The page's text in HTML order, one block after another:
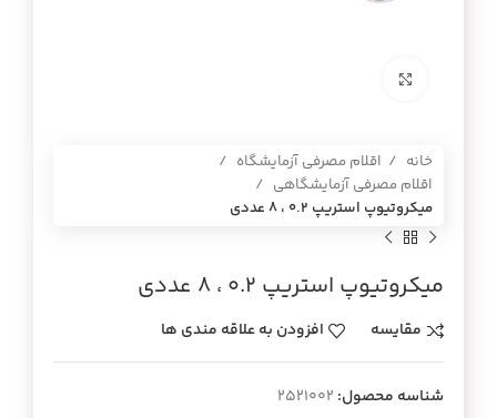
خانه
اقلام مصرفی آزمایشگاه
اقلام مصرفی آزمایشگاهی
میکروتیوپ استریپ 0.2 ، 8 عددی
میکروتیوپ استریپ 0.2 ، 8 عددی
مقایسه افزودن به علاقه مندی ها
شناسه محصول: 2521002